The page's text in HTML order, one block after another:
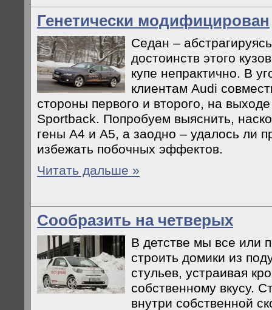
Генетически модифицирован
Седан –
достоинств этого
купе непрактично. В
клиентам Audi
стороны первого и второго, на
Sportback. Попробуем выяснить,
гены A4 и A5, а заодно – удалось ли
избежать побочных эффектов.
Читать дальше »
Сообразить на четверых
В детстве мы все или
строить домики из
стульев, устраивая
собственному вкусу.
внутри собственной